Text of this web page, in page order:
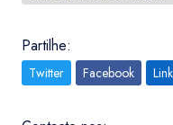
Partilhe:
Twitter Facebook